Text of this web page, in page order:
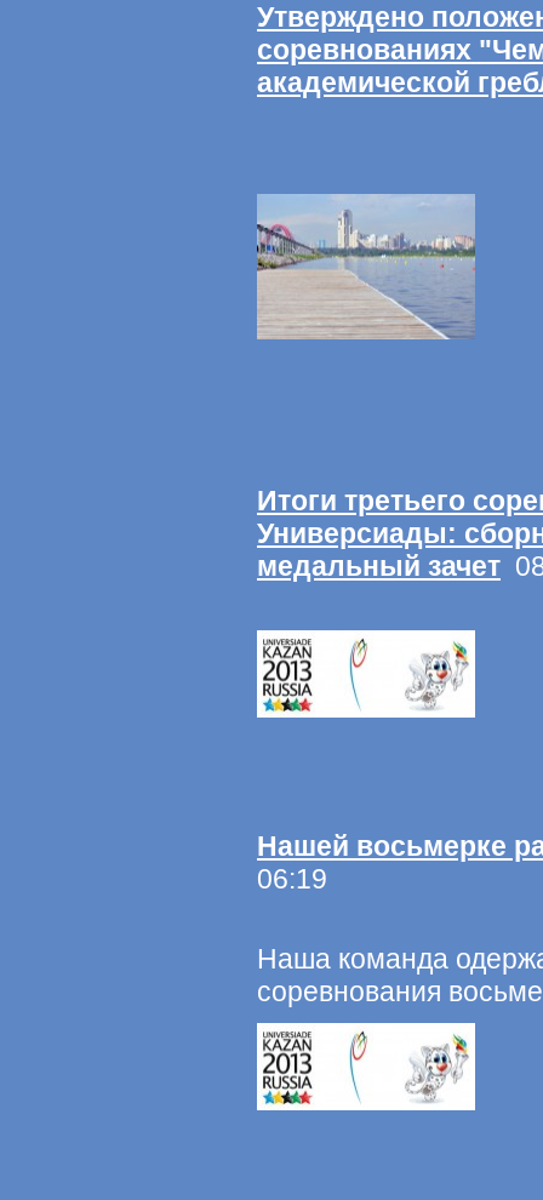
Утверждено
соревнованиях
академической
Итоги третьего
Универсиады:
медальный зачет
Нашей восьмерке
06:19
Наша команда
соревнования